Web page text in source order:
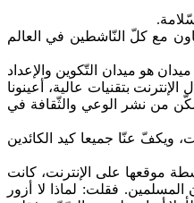
مع كلّ النّاشطين في العالم
هو ميدان التّكوين والإعداد
بتقنيات عالية، أعينونا
من نشر الوعي والثّقافة في
ويكفّ عنّا جميعا كيد الكائدين
موقعها على الإنترنت، كانت
فقلت: لماذا لا أزور